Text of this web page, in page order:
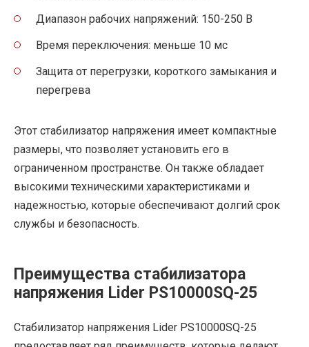
Диапазон рабочих напряжений: 150-250 В
Время переключения: меньше 10 мс
Защита от перегрузки, короткого замыкания и
перегрева
Этот стабилизатор напряжения имеет компактные
размеры, что позволяет установить его в
ограниченном пространстве. Он также обладает
высокими техническими характеристиками и
надежностью, которые обеспечивают долгий срок
службы и безопасность.
Преимущества стабилизатора
напряжения Lider PS10000SQ-25
Стабилизатор напряжения Lider PS10000SQ-25